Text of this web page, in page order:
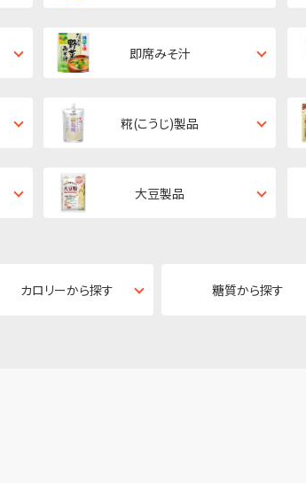
即席みそ汁
糀(こうじ)製品
大豆製品
カロリーから探す 糖質から探す